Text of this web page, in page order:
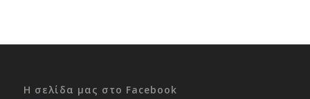
Η σελίδα μας στο Facebook